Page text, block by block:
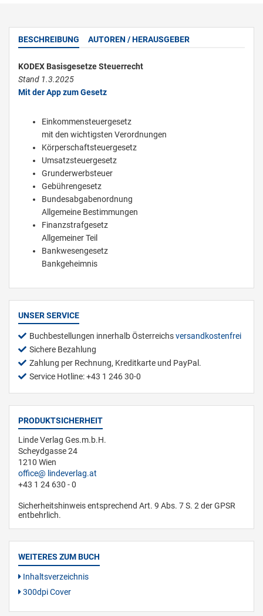
BESCHREIBUNG AUTOREN / HERAUSGEBER
KODEX Basisgesetze Steuerrecht
Stand 1.3.2025
Mit der App zum Gesetz
Einkommensteuergesetz
mit den wichtigsten Verordnungen
Körperschaftsteuergesetz
Umsatzsteuergesetz
Grunderwerbsteuer
Gebührengesetz
Bundesabgabenordnung
Allgemeine Bestimmungen
Finanzstrafgesetz
Allgemeiner Teil
Bankwesengesetz
Bankgeheimnis
UNSER SERVICE
Buchbestellungen innerhalb Österreichsversandkostenfrei
Sichere Bezahlung
Zahlung per Rechnung, Kreditkarte und PayPal.
Service Hotline: +43 1 246 30-0
PRODUKTSICHERHEIT
Linde Verlag Ges.m.b.H.
Scheydgasse 24
1210 Wien
office
lindeverlag.at
+43 1 24 630 - 0
Sicherheitshinweis entsprechend Art. 9 Abs. 7 S. 2 der GPSR
entbehrlich.
WEITERES ZUM BUCH
Inhaltsverzeichnis
300dpi Cover